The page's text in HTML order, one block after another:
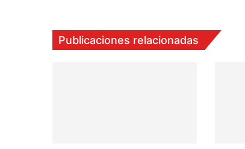
i
Publicaciones relacionadas